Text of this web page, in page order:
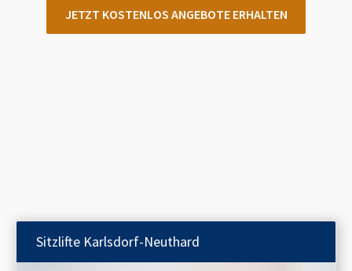
JETZT KOSTENLOS ANGEBOTE ERHALTEN
Sitzlifte Karlsdorf-Neuthard